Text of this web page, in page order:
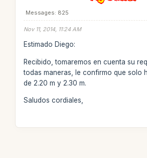
Messages: 825
Nov 11, 2014, 11:24 AM
Estimado Diego:
Recibido, tomaremos en cuenta su
todas maneras, le confirmo que solo
de 2.20 m y 2.30 m.
Saludos cordiales,